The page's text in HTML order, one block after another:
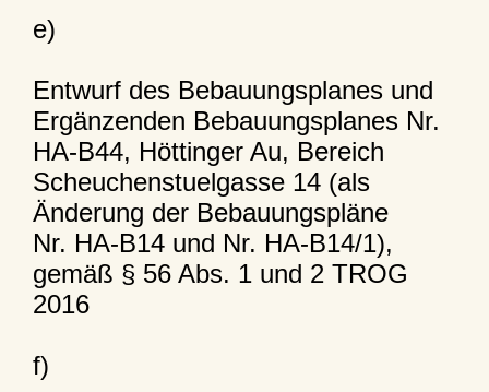
e)
Entwurf des Bebauungsplanes und
Ergänzenden Bebauungsplanes Nr.
HA-B44, Höttinger Au, Bereich
Scheuchenstuelgasse 14 (als
Änderung der Bebauungspläne
Nr. HA-B14 und Nr. HA-B14/1),
gemäß § 56 Abs. 1 und 2 TROG
2016
f)